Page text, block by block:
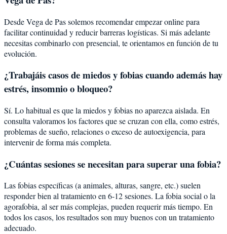
Desde Vega de Pas solemos recomendar empezar online para
facilitar continuidad y reducir barreras logísticas. Si más adelante
necesitas combinarlo con presencial, te orientamos en función de tu
evolución.
¿Trabajáis casos de miedos y fobias cuando además hay
estrés, insomnio o bloqueo?
Sí. Lo habitual es que la miedos y fobias no aparezca aislada. En
consulta valoramos los factores que se cruzan con ella, como estrés,
problemas de sueño, relaciones o exceso de autoexigencia, para
intervenir de forma más completa.
¿Cuántas sesiones se necesitan para superar una fobia?
Las fobias específicas (a animales, alturas, sangre, etc.) suelen
responder bien al tratamiento en 6-12 sesiones. La fobia social o la
agorafobia, al ser más complejas, pueden requerir más tiempo. En
todos los casos, los resultados son muy buenos con un tratamiento
adecuado.